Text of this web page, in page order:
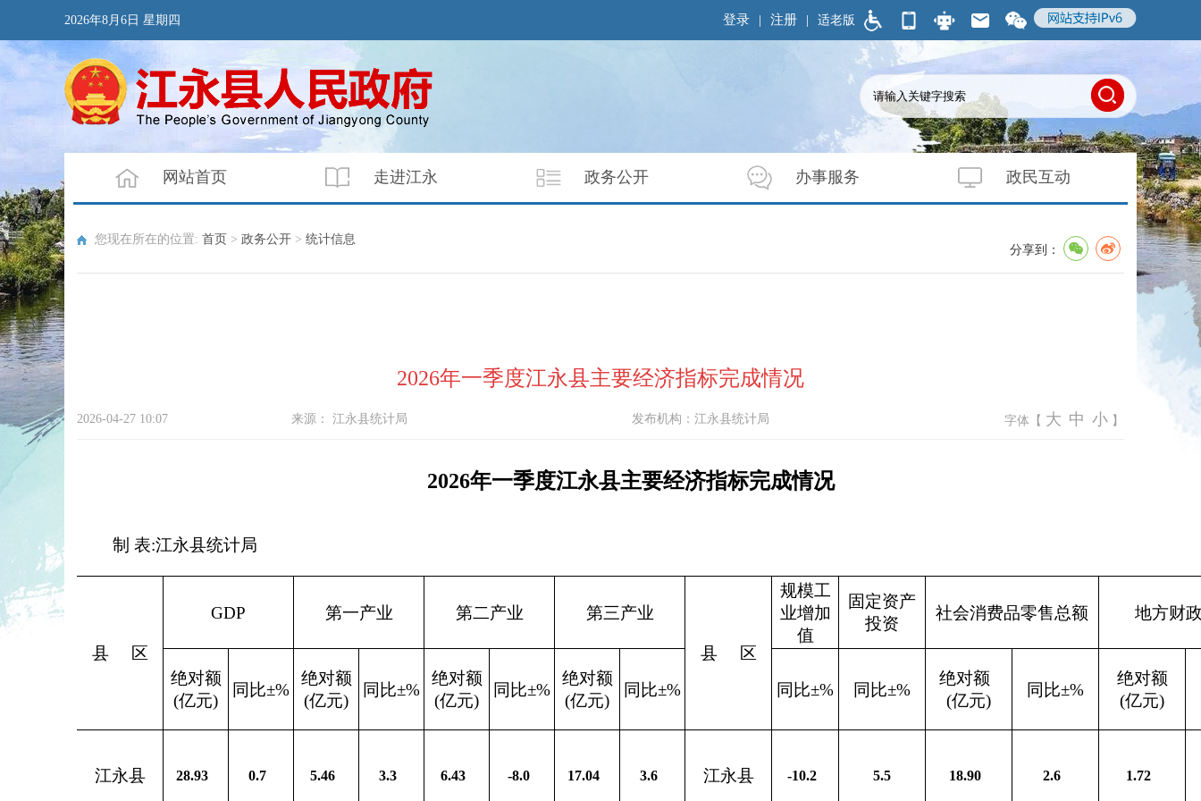
2026年8月6日 星期四 适老版
登录 | 注册 |
网站首页 走进江永 政务公开 办事服务 政民互动
您现在所在的位置: 首页 > 政务公开 > 统计信息
分享到：
2026年一季度江永县主要经济指标完成情况
2026-04-27 10:07 来源：江永县统计局 发布机构：江永县统计局 字体【 大 中 小 】
2026年一季度江永县主要经济指标完成情况
制 表:江永县统计局
县 区
GDP 第一产业 第二产业 第三产业
县 区
规模工
业增加
值
固定资产
投资
社会消费品零售总额 地方财
绝对额
(亿元)
同比±%
绝对额
(亿元)
同比±%
绝对额
(亿元)
同比±%
绝对额
(亿元)
同比±% 同比±% 同比±%
绝对额
(亿元)
同比±%
绝对额
(亿元)
江永县 28.93 0.7 5.46 3.3 6.43 -8.0 17.04 3.6 江永县 -10.2 5.5 18.90 2.6 1.72